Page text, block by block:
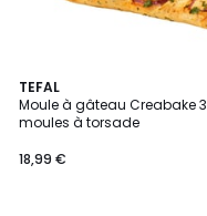
TEFAL
Moule à gâteau Creabake 3
moules à torsade
18,99 €
4,8
/ 5